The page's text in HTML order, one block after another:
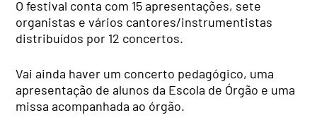
O festival conta com 15 apresentações, sete
organistas e vários cantores/instrumentistas
distribuídos por 12 concertos.
Vai ainda haver um concerto pedagógico, uma
apresentação de alunos da Escola de Órgão e uma
missa acompanhada ao órgão.